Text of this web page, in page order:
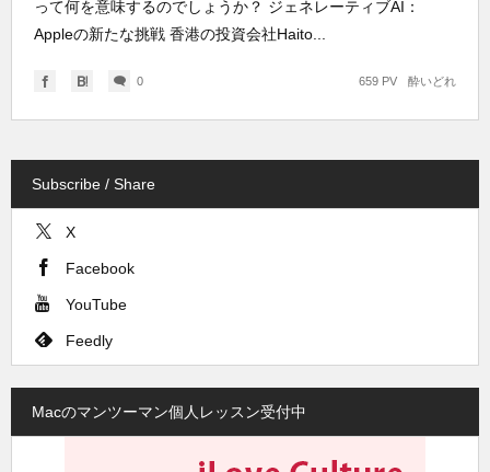
って何を意味するのでしょうか？ ジェネレーティブAI：
Appleの新たな挑戦 香港の投資会社Haito...
0 酔いどれ
659 PV
Subscribe / Share
X
Facebook
YouTube
Feedly
Macのマンツーマン個人レッスン受付中